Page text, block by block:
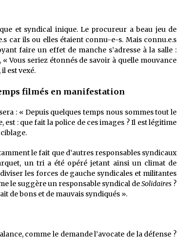
et syndical inique. Le procureur a beau jeu de
car ils ou elles étaient connu-e-s. Mais connu.e.s
faire un effet de manche s’adresse à la salle :
Vous seriez étonnés de savoir à quelle mouvance
est vexé.
filmés en manifestation
: « Depuis quelques temps nous sommes tout le
: que fait la police de ces images ? Il est légitime
le fait que d’autres responsables syndicaux
un tri a été opéré jetant ainsi un climat de
les forces de gauche syndicales et militantes
le suggère un responsable syndical deSolidaires ?
de bons et de mauvais syndiqués ».
comme le demande l’avocate de la défense ?